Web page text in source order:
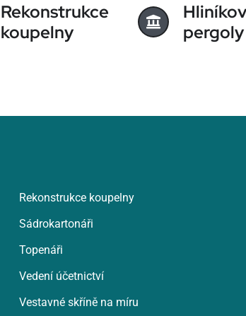
Rekonstrukce
koupelny
pergoly
Rekonstrukce koupelny
Sádrokartonáři
Topenáři
Vedení účetnictví
Vestavné skříně na míru